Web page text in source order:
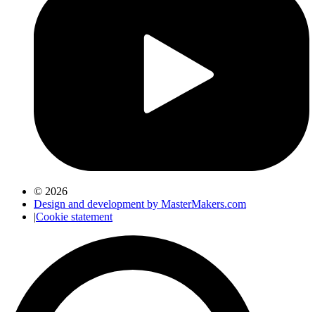
© 2026
Design and development by MasterMakers.com
Cookie statement